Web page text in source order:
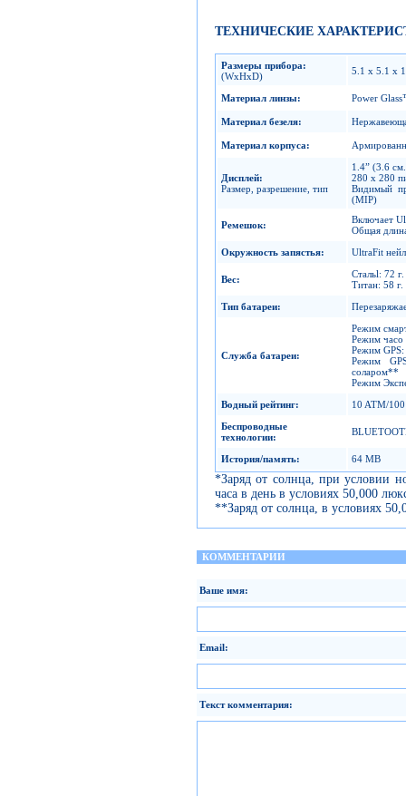
ТЕХНИЧЕСКИЕ
Размеры прибора:
(WxHxD)
5.1 x 5.1 x
Материал линзы: Power
Материал безеля:
Материал корпуса:
Дисплей:
Размер, разрешение, тип
1.4” (3.6
280 x 280
Видимый
(MIP)
Ремешок:
Включает
Общая
Окружность запястья: UltraFit
Вес:
Стальl: 72
Титан: 58 г.
Тип батареи:
Служба батареи:
Режим
Режим часо
Режим
Режим
соларом**
Режим
Водный рейтинг:
10 ATM/
Беспроводные
технологии:
История/память: 64 MB
*Заряд от солнца, при условии
часа в день в условиях 50,000
**Заряд от солнца, в условиях
КОММЕНТАРИИ
Ваше имя:
Email:
Текст комментария: